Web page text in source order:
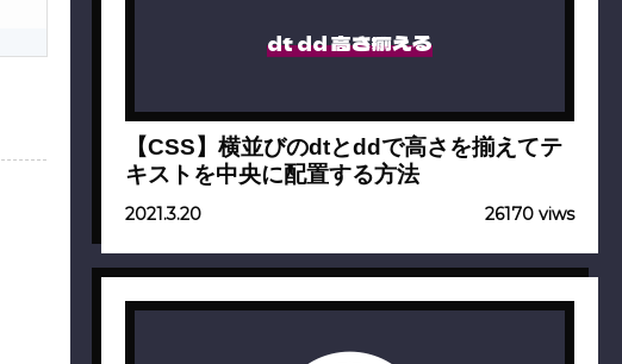
dt dd 高さ揃える
【CSS】横並びのdtとddで高さを揃えてテ
キストを中央に配置する方法
2021.3.20 26170 viws